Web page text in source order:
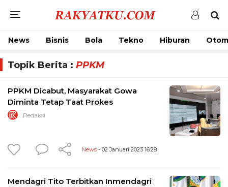
News Bisnis Bola Tekno Hiburan
Topik Berita : PPKM
PPKM Dicabut, Masyarakat Gowa
Diminta Tetap Taat Prokes
Redaksi
News - 02 Januari 2023 16:28
Mendagri Tito Terbitkan Inmendagri